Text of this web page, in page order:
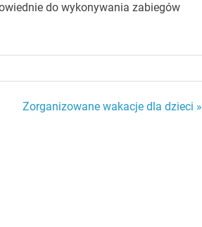
do wykonywania zabiegów
Zorganizowane wakacje dla dzieci »